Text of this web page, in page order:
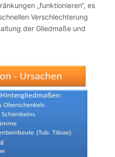
„funktionieren“, es
Verschlechterung
der Gliedmaße und